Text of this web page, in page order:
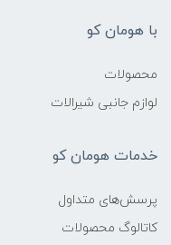
با هومان کو
محصولات
لوازم جانبی شیرالات
خدمات هومان کو
پرسش‌های متداول
کاتالوگ محصولات